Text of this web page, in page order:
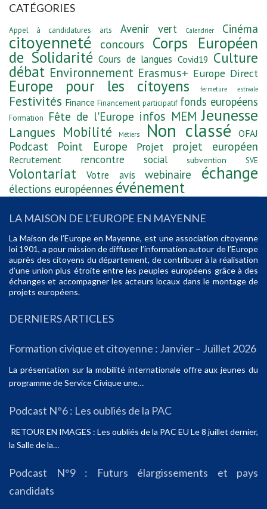
CATÉGORIES
Appel à candidatures arts Avenir vert Calendrier Cinéma
citoyenneté concours Corps Européen
de Solidarité Cours de langues Covid19 Culture
débat Environnement Erasmus+ Europe Direct
Europe pour les citoyens fermeture estivale
Festivités Finance Financement participatif fonds européens
Formation Fête de l'Europe infos MEM Jeunesse
Langues Mobilité Métiers Non classé OFAJ
Podcast Point Europe Projet projet européen
Recrutement rencontre social subvention SVE
Volontariat Votre avis webinaire échange
élections européennes événement
LA MAISON DE L’EUROPE EN MAYENNE
La Maison de l’Europe en Mayenne, est une association citoyenne
loi 1901, a pour mission de diffuser l’information autour de l’Europe
auprès des citoyens du département, de contribuer à la réalisation
d’une union plus étroite entre les peuples européens grâce à des
échanges et accompagner les acteurs locaux dans le montage de
projets européens.
DERNIERS ARTICLES
Formation civique et citoyenne : Janvier – Juillet 2026
La présentation sur la mobilité internationale offre aux jeunes du
programme de Service Civique une…
Podcast N°6 : Les oubliés de la PAC
RETOUR EN IMAGES : Les oubliés de la PAC EU Le 8 juillet dernier,
la Salle de la…
Podcast N°9 : Futurs élargissements et pays
candidats